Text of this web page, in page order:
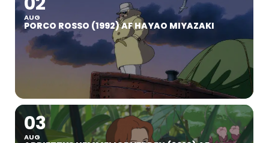
AUG
PORCO ROSSO (1992) AF HAYAO MIYAZAKI
03
AUG